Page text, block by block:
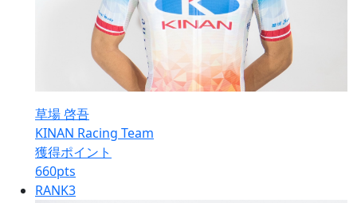
草場 啓吾
KINAN Racing Team
獲得ポイント
660pts
RANK3